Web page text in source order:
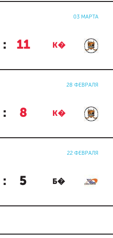
03 МАРТА
: 11 К�
28 ФЕВРАЛЯ
: 8 К�
22 ФЕВРАЛЯ
: 5 Б�